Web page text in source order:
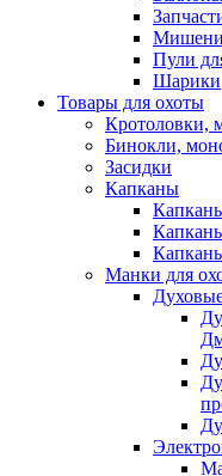
Мишени
Пули
Шарики
Товары для охоты
Кротоловки,
Бинокли,
Засидки
Капканы
Манки для